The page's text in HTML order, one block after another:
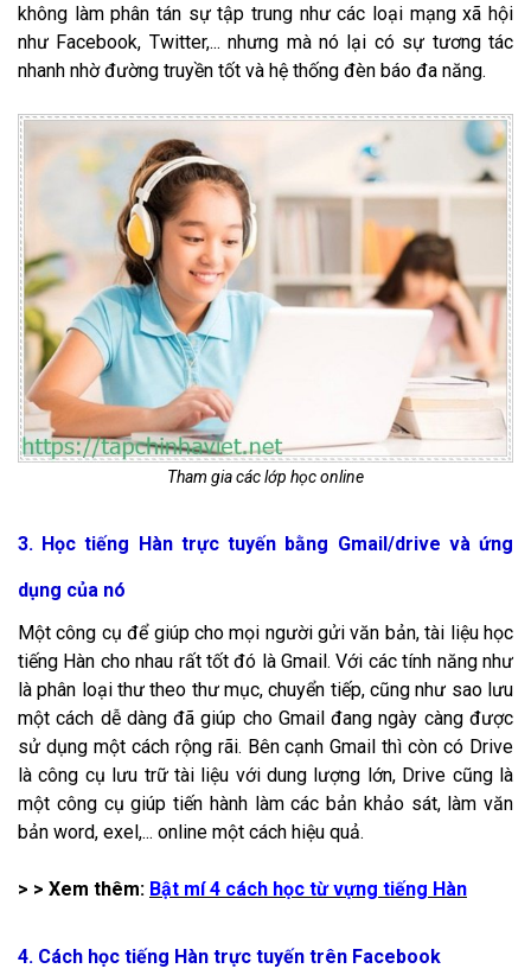
không làm phân tán sự tập trung như các loại mạng xã hội
như Facebook, Twitter,... nhưng mà nó lại có sự tương tác
nhanh nhờ đường truyền tốt và hệ thống đèn báo đa năng.
Tham gia các lớp học online
3. Học tiếng Hàn trực tuyến bằng Gmail/drive và ứng
dụng của nó
Một công cụ để giúp cho mọi người gửi văn bản, tài liệu học
tiếng Hàn cho nhau rất tốt đó là Gmail. Với các tính năng như
là phân loại thư theo thư mục, chuyển tiếp, cũng như sao lưu
một cách dễ dàng đã giúp cho Gmail đang ngày càng được
sử dụng một cách rộng rãi. Bên cạnh Gmail thì còn có Drive
là công cụ lưu trữ tài liệu với dung lượng lớn, Drive cũng là
một công cụ giúp tiến hành làm các bản khảo sát, làm văn
bản word, exel,... online một cách hiệu quả.
> > Xem thêm: Bật mí 4 cách học từ vựng tiếng Hàn
4. Cách học tiếng Hàn trực tuyến trên Facebook